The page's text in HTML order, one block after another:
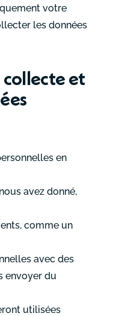
votre
les données
et
en
avez donné,
comme un
avec des
envoyer du
utilisées